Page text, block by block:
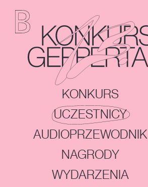
13. Konkurs Gepperta
MENU GŁÓWNEKONKURS
UCZESTNICY
AUDIOPRZEWODNIK
NAGRODY
WYDARZENIA